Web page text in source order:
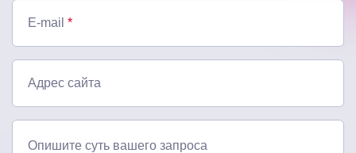
E-mail *
Адрес сайта
Опишите суть вашего запроса